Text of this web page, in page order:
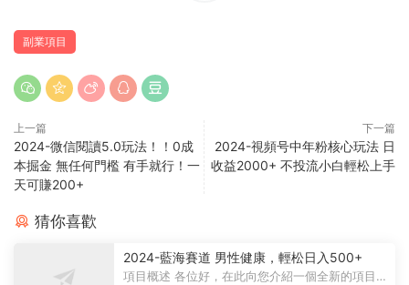
副業項目
上一篇
2024-微信閱讀5.0玩法！！0成
本掘金 無任何門檻 有手就行！一
天可賺200+
下一篇
2024-視頻号中年粉核心玩法 日
收益2000+ 不投流小白輕松上手
猜你喜歡
2024-藍海賽道 男性健康，輕松日入500+
項目概述 各位好，在此向您介紹一個全新的項目，